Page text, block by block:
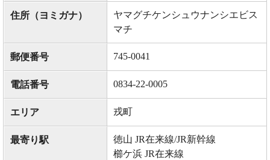
住所（ヨミガナ）
ヤマグチケンシュウナンシエビス
マチ
郵便番号 745-0041
電話番号 0834-22-0005
エリア 戎町
最寄り駅
徳山 JR在来線/JR新幹線
櫛ケ浜 JR在来線